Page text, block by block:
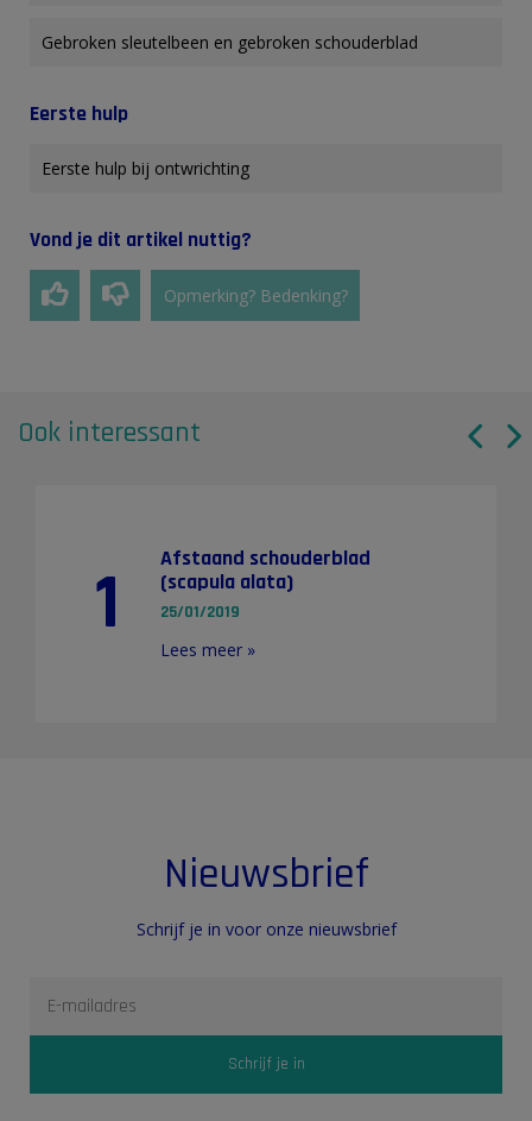
Gebroken sleutelbeen en gebroken schouderblad
Eerste hulp
Eerste hulp bij ontwrichting
Vond je dit artikel nuttig?
Opmerking? Bedenking?
Ook interessant
1
Afstaand schouderblad
(scapula alata)
25/01/2019
Lees meer »
Nieuwsbrief
Schrijf je in voor onze nieuwsbrief